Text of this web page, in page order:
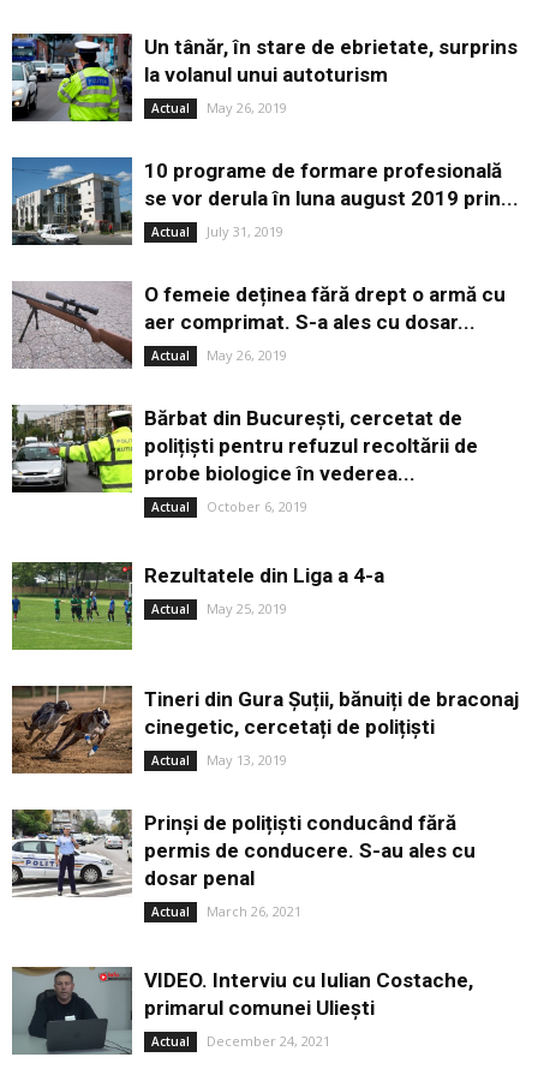
Un tânăr, în stare de ebrietate, surprins
la volanul unui autoturism
Actual May 26, 2019
10 programe de formare profesională
se vor derula în luna august 2019 prin...
Actual July 31, 2019
O femeie deținea fără drept o armă cu
aer comprimat. S-a ales cu dosar...
Actual May 26, 2019
Bărbat din București, cercetat de
polițiști pentru refuzul recoltării de
probe biologice în vederea...
Actual October 6, 2019
Rezultatele din Liga a 4-a
Actual May 25, 2019
Tineri din Gura Șuții, bănuiți de braconaj
cinegetic, cercetați de polițiști
Actual May 13, 2019
Prinși de polițiști conducând fără
permis de conducere. S-au ales cu
dosar penal
Actual March 26, 2021
VIDEO. Interviu cu Iulian Costache,
primarul comunei Uliești
Actual December 24, 2021